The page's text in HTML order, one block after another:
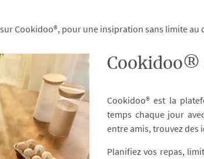
Cookidoo®, pour une insipration sans limite
Cookidoo®
Cookidoo® est la
temps chaque jour
entre amis, trouvez des
Planifiez vos repas,